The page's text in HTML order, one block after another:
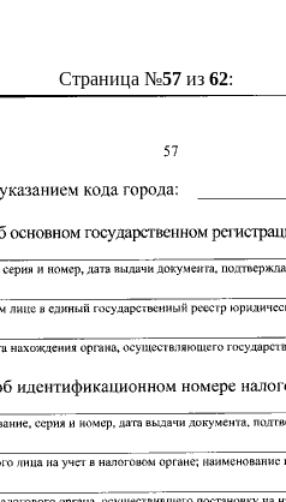
Страница №57из 62: